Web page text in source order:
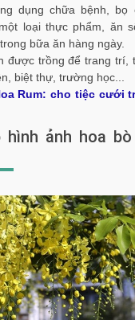
dụng chữa bệnh, bọ
loại thực phẩm, ăn
bữa ăn hàng ngày.
được trồng để trang trí,
biệt thự, trường học...
Rum: cho tiệc cưới
hình ảnh hoa